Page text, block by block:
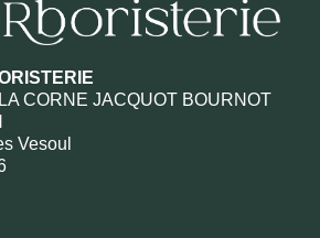
CORNE JACQUOT BOURNOT
Vesoul